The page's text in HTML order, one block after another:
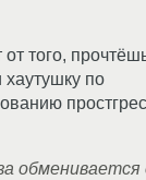
от того,
по
обменивается